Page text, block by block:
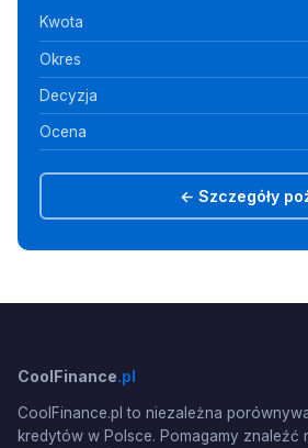
Kwota
Okres
Decyzja
Ocena
← Szczegóły
CoolFinance.pl
CoolFinance.pl to niezależna
kredytów w Polsce. Pomagamy znaleźć